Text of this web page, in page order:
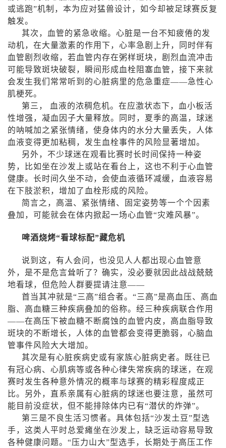
或逃跑”机制，本为应对猛兽设计，如今却被足球赛反复
触发。
其次，血管的紧急收缩。心脏是一台不知疲倦的发
动机，在大量激素的作用下，心率急剧上升，同时伴有
血管剧烈收缩，若血管内存在粥样斑块，剧烈血流冲击
可能导致斑块破裂，瞬间形成血栓阻塞血管，接下来就
会发生我们常常听到的心脏病里的危急重症——急性心
肌梗死。
第三， 血液的浓稠危机。在应激状态下，血小板活
性增强，凝血因子大量释放。同时，夏季的高温，球迷
的呐喊加之紧张情绪，使身体内的水分大量丢失，人体
血液变得更加粘稠，发生血栓事件的风险显著增加。
另外，不少球迷在观看比赛时长时间保持一种姿
势，比如坐在沙发上或站在看台上，这也不利于心血管
健康。长时间久坐不动，会使血液循环减缓，血液容易
在下肢淤积，增加了血栓形成的风险。
简言之，高温、紧张情绪、固定姿势等一个个因素
叠加，可能就会在体内掀起一场心血管“灾难风暴”。
啤酒烧烤“看球标配”藏危机
说到这，有人会问，也没见人人都出现心血管意
外，是不是危言耸听了？确实，没必要就因此战战兢兢
地看球，但危险人群要提请注意——
首当其冲就是“三高”组合者。“三高”是高血压、高血
脂、高血糖三种疾病叠加的俗称。经三种疾病联合作用
——在高压下被血糖不断腐蚀的血管内皮，高血脂导致
斑块的不断增长，人体的血管都会变得更脆弱，心脑血
管事件风险大大增加。
其次是有心脏疾病史或有家族心脏病史者。既往已
有冠心病、心肌病等或各种心律失常疾病的球迷，在观
赛时发生各种意外情况的概率与球赛的精彩程度成正
比。另外，直系亲属有心脏病的球迷也要注意，虽然可
能目前没症状，但不能排除体内已有“潜伏的炸弹”。
第三是不良生活习惯者。具体包括“沙发土豆”型选
手，这类人平时总爱瘫坐在沙发上，缺乏运动容易导致
各种健康问题。“压力山大”型选手，长期处于高压工作